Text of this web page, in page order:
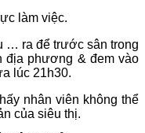
làm việc.
ra để trước sân trong
địa phương & đem vào
lúc 21h30.
nhân viên không thể
của siêu thị.